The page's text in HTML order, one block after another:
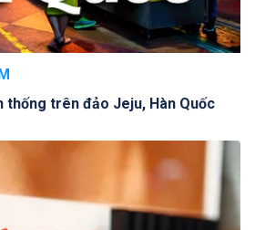
thống trên đảo Jeju, Hàn Quốc